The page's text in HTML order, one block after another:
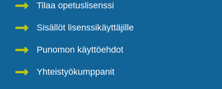
Tilaa opetuslisenssi
Sisällöt lisenssikäyttäjille
Punomon käyttöehdot
Yhteistyökumppanit